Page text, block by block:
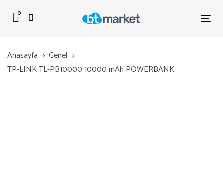
Skip
0
Anasayfa
Genel
TP-LINK TL-PB10000 10000 mAh POWERBANK